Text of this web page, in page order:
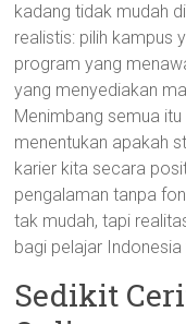
kadang tidak mudah
realistis: pilih kampus
program yang
yang menyediakan
Menimbang semua
menentukan apakah
karier kita secara
pengalaman tanpa
tak mudah, tapi
bagi pelajar Indonesia
Sedikit